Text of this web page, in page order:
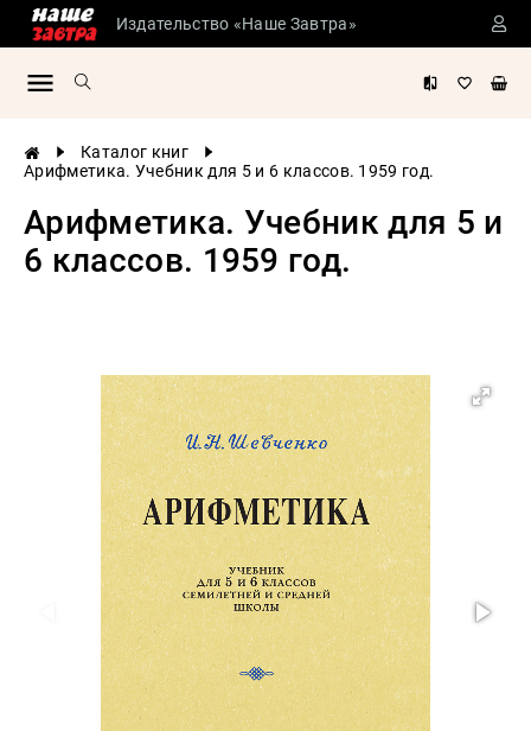
Издательство «Наше Завтра»
Каталог книг
Арифметика. Учебник для 5 и 6 классов. 1959 год.
Арифметика. Учебник для 5 и
6 классов. 1959 год.
Сталинские
литература
История
России
история
Экономика
Психология
Конспирология
Политика
Разведка
шпионаж
Мемуары
биографии